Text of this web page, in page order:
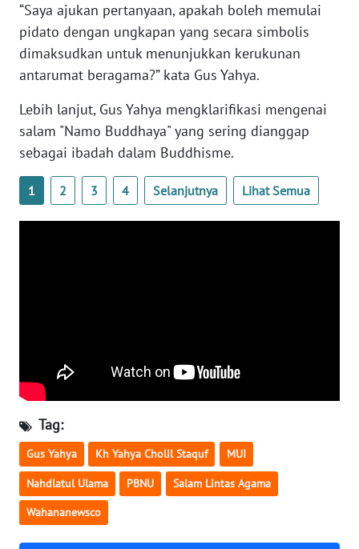
“Saya ajukan pertanyaan, apakah boleh memulai
pidato dengan ungkapan yang secara simbolis
dimaksudkan untuk menunjukkan kerukunan
antarumat beragama?” kata Gus Yahya.
Lebih lanjut, Gus Yahya mengklarifikasi mengenai
salam "Namo Buddhaya" yang sering dianggap
sebagai ibadah dalam Buddhisme.
1 2 3 4 Selanjutnya Lihat Semua
Tag:
Gus Yahya Kh Yahya Cholil Staquf MUI
Nahdlatul Ulama PBNU Salam Lintas Agama
Wahananewsco
WN
NTT
WN
WN
PAPUA
PAPUA
BARAT
WN
JAMBI
WN
SULTRA
WN
NTB